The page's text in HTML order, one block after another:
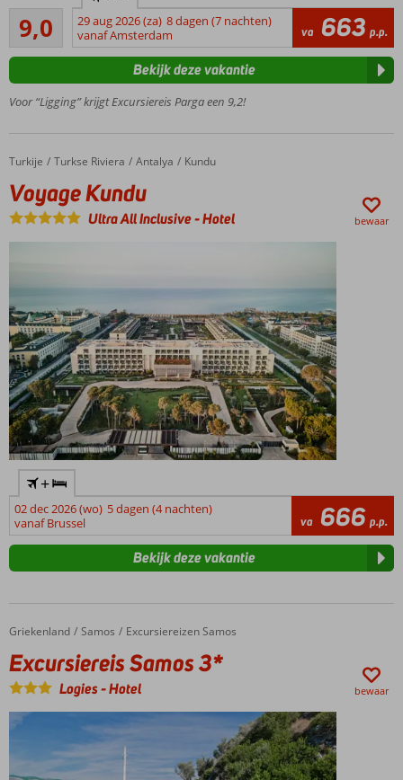
Parga te
ontdekken
Excursiepakket
109,- p.p.
Antipaxos
Meteora
&
Zagoria
9,0
Uitstekend
6
beoordelingen
29 aug 2026 (za) 8 dagen (7 nachten)
vanaf Amsterdam
va 663 p.p.
Voor “Ligging” krijgt Excursiereis Parga een 9,2!
Bekijk deze vakantie
Home
Turkije Turkse Riviera Antalya Kundu
Voyage Kundu
Voyage Kundu
Ultra All Inclusive-Hotel bewaar
+
02 dec 2026 (wo) 5 dagen (4 nachten)
vanaf Brussel
va 666 p.p.
Bekijk deze vakantie
Home
Griekenland Samos Excursiereizen Samos
Excursiereis Samos 3*
Excursiereis Samos 3*
Logies-Hotel bewaar